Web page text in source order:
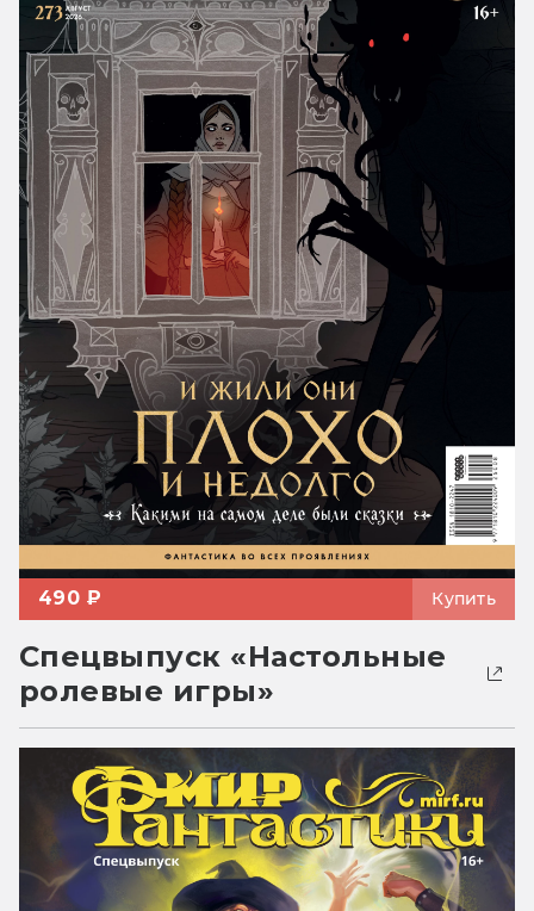
490 ₽ Купить
Спецвыпуск «Настольные
ролевые игры»